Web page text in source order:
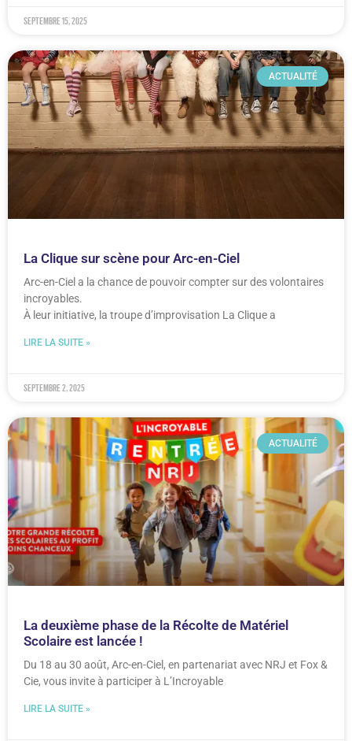
septembre 15, 2025
ACTUALITÉ
La Clique sur scène pour Arc-en-Ciel
Arc-en-Ciel a la chance de pouvoir compter sur des volontaires
incroyables.
À leur initiative, la troupe d’improvisation La Clique a
LIRE LA SUITE »
septembre 2, 2025
ACTUALITÉ
La deuxième phase de la Récolte de Matériel
Scolaire est lancée !
Du 18 au 30 août, Arc-en-Ciel, en partenariat avec NRJ et Fox &
Cie, vous invite à participer à L’Incroyable
LIRE LA SUITE »